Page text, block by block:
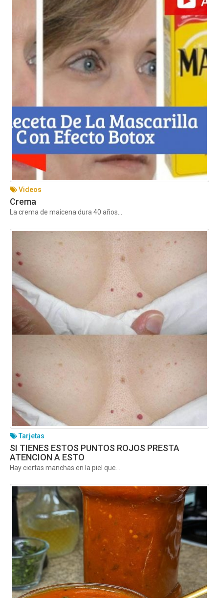
Videos
Crema
La crema de maicena dura 40 años...
Tarjetas
SI TIENES ESTOS PUNTOS ROJOS PRESTA
ATENCION A ESTO
Hay ciertas manchas en la piel que...